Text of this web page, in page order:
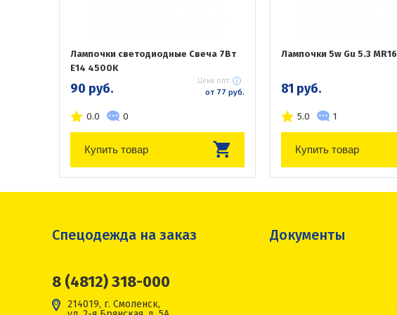
Лампочки светодиодные Свеча 7Вт
Е14 4500К
90 руб. Цена опт:
от 77 руб.
0.0 0
Купить товар
Лампочки 5w Gu 5.3 MR16
81 руб.
5.0 1
Купить товар
Спецодежда на заказ Документы
8 (4812) 318-000
214019, г. Смоленск,